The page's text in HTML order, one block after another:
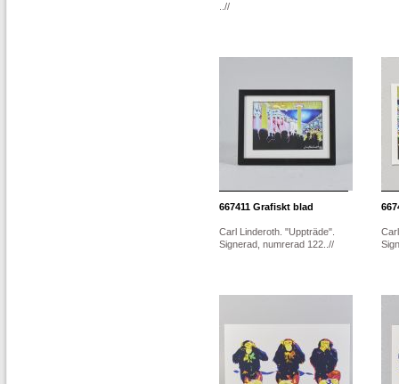
..//
667411 Grafiskt blad
Carl Linderoth. "Uppträde".
Signerad, numrerad 122..//